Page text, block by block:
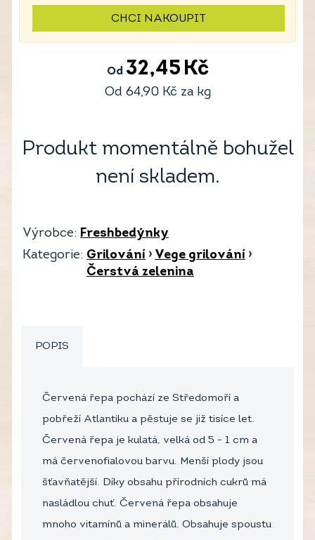
CHCI NAKOUPIT
Od 32,45 Kč
Od 64,90 Kč za kg
Produkt momentálně bohužel
není skladem.
Výrobce: Freshbedýnky
Kategorie: Grilování › Vege grilování ›
Čerstvá zelenina
POPIS
Červená řepa pochází ze Středomoří a
pobřeží Atlantiku a pěstuje se již tisíce let.
Červená řepa je kulatá, velká od 5 - 1 cm a
má červenofialovou barvu. Menší plody jsou
šťavňatější. Díky obsahu přírodních cukrů má
nasládlou chuť. Červená řepa obsahuje
mnoho vitamínů a minerálů. Obsahuje spoustu